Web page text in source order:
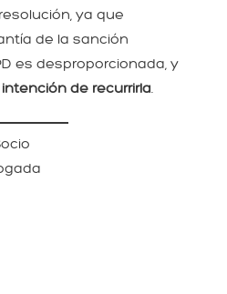
ya que
de la sanción
es desproporcionada, y
intención de recurrirla.